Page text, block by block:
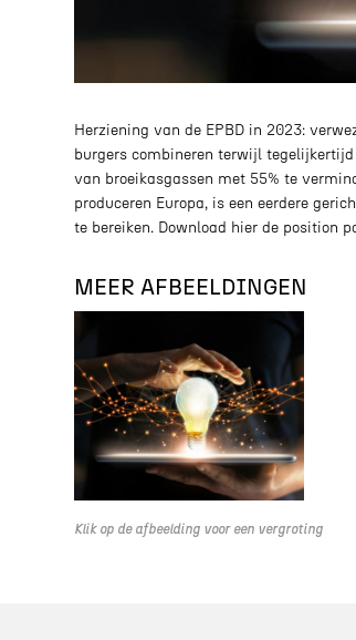
Herziening van de EPBD in 2023:
burgers combineren terwijl
van broeikasgassen met 55% te
produceren Europa, is een eerdere
te bereiken. Download hier de position
MEER AFBEELDINGEN
Klik op de afbeelding voor een vergroting